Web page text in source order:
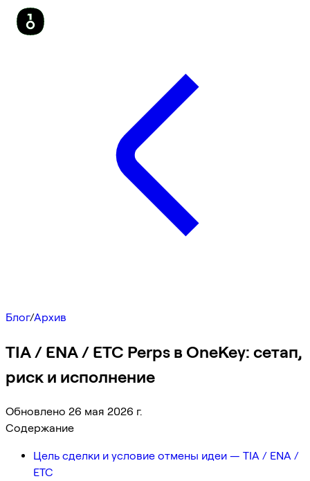
Блог/Архив
TIA / ENA / ETC Perps в OneKey: сетап,
риск и исполнение
Обновлено 26 мая 2026 г.
Содержание
Цель сделки и условие отмены идеи — TIA / ENA /
ETC